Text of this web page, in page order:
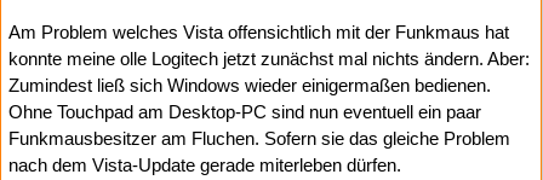
Am Problem welches Vista offensichtlich mit der Funkmaus hat
konnte meine olle Logitech jetzt zunächst mal nichts ändern. Aber:
Zumindest ließ sich Windows wieder einigermaßen bedienen.
Ohne Touchpad am Desktop-PC sind nun eventuell ein paar
Funkmausbesitzer am Fluchen. Sofern sie das gleiche Problem
nach dem Vista-Update gerade miterleben dürfen.